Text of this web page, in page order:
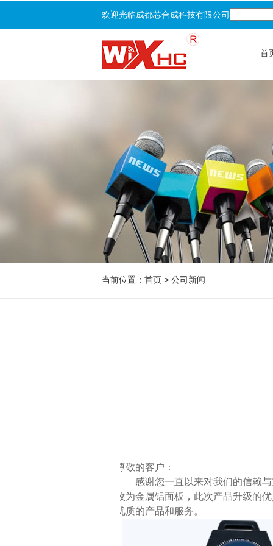
欢迎光临成都芯合成科技有限公司
首
当前位置： 首页 > 公司新闻
尊敬的客户：
感谢您一直以来对我们的信赖
改为金属铝面板，此次产品升级的
优质的产品和服务。